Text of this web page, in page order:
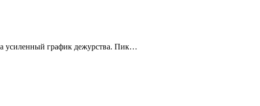
усиленный график дежурства. Пик…